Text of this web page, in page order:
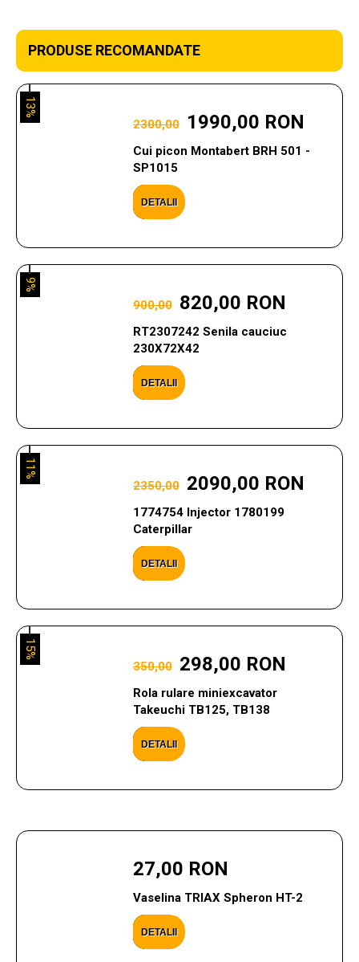
PRODUSE RECOMANDATE
2300,00 1990,00 RON
Cui picon Montabert BRH 501 -
SP1015
DETALII
13%
900,00 820,00 RON
RT2307242 Senila cauciuc
230X72X42
DETALII
9%
2350,00 2090,00 RON
1774754 Injector 1780199
Caterpillar
DETALII
11%
350,00 298,00 RON
Rola rulare miniexcavator
Takeuchi TB125, TB138
DETALII
15%
27,00 RON
Vaselina TRIAX Spheron HT-2
DETALII